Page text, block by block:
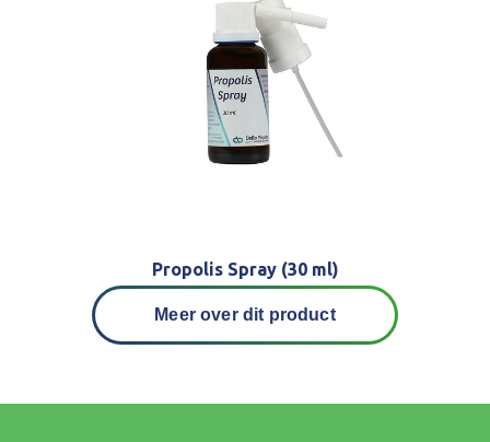
Propolis Spray (30 ml)
Meer over dit product